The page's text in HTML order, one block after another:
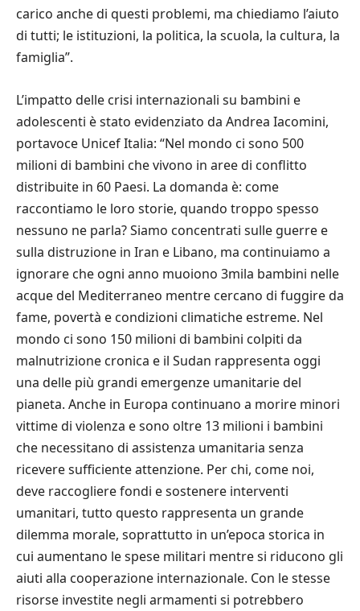
carico anche di questi problemi, ma chiediamo l’aiuto
di tutti; le istituzioni, la politica, la scuola, la cultura, la
famiglia”.
L’impatto delle crisi internazionali su bambini e
adolescenti è stato evidenziato da Andrea Iacomini,
portavoce Unicef Italia: “Nel mondo ci sono 500
milioni di bambini che vivono in aree di conflitto
distribuite in 60 Paesi. La domanda è: come
raccontiamo le loro storie, quando troppo spesso
nessuno ne parla? Siamo concentrati sulle guerre e
sulla distruzione in Iran e Libano, ma continuiamo a
ignorare che ogni anno muoiono 3mila bambini nelle
acque del Mediterraneo mentre cercano di fuggire da
fame, povertà e condizioni climatiche estreme. Nel
mondo ci sono 150 milioni di bambini colpiti da
malnutrizione cronica e il Sudan rappresenta oggi
una delle più grandi emergenze umanitarie del
pianeta. Anche in Europa continuano a morire minori
vittime di violenza e sono oltre 13 milioni i bambini
che necessitano di assistenza umanitaria senza
ricevere sufficiente attenzione. Per chi, come noi,
deve raccogliere fondi e sostenere interventi
umanitari, tutto questo rappresenta un grande
dilemma morale, soprattutto in un’epoca storica in
cui aumentano le spese militari mentre si riducono gli
aiuti alla cooperazione internazionale. Con le stesse
risorse investite negli armamenti si potrebbero